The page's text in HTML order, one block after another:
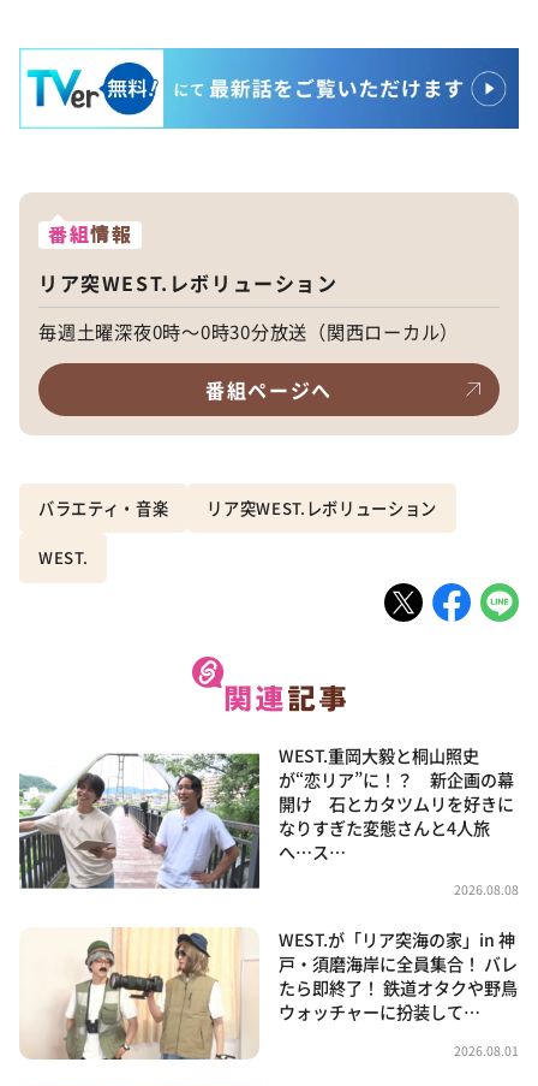
番組情報
リア突WEST.レボリューション
毎週土曜深夜0時～0時30分放送（関西ローカル）
番組ページへ
バラエティ・音楽 リア突WEST.レボリューション
WEST.
WEST.重岡大毅と桐山照史
が“恋リア”に！？ 新企画の幕
開け 石とカタツムリを好きに
なりすぎた変態さんと4人旅
へ…ス…
2026.08.08
WEST.が「リア突海の家」in 神
戸・須磨海岸に全員集合！ バレ
たら即終了！ 鉄道オタクや野鳥
ウォッチャーに扮装して…
2026.08.01